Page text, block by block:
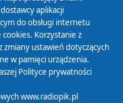
aplikacji
do obsługi internetu
Korzystanie z
ustawień dotyczących
w pamięci urządzenia.
Polityce prywatności
www.radiopik.pl